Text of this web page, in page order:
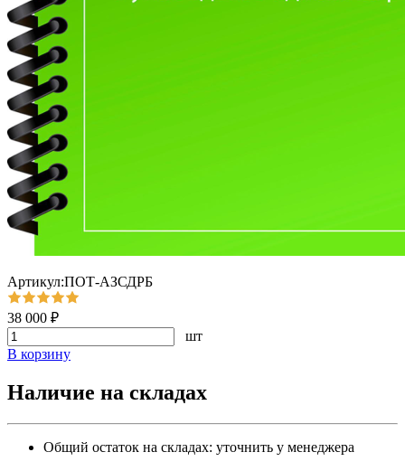
Артикул:ПОТ-АЗСДРБ
38 000 ₽
шт
В корзину
Наличие на складах
Общий остаток на складах: уточнить у менеджера